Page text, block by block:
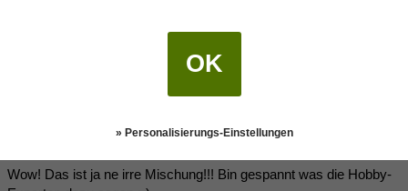
Wow! Das ist ja ne irre Mischung!!! Bin gespannt was die Hobby-
OK
» Personalisierungs-Einstellungen